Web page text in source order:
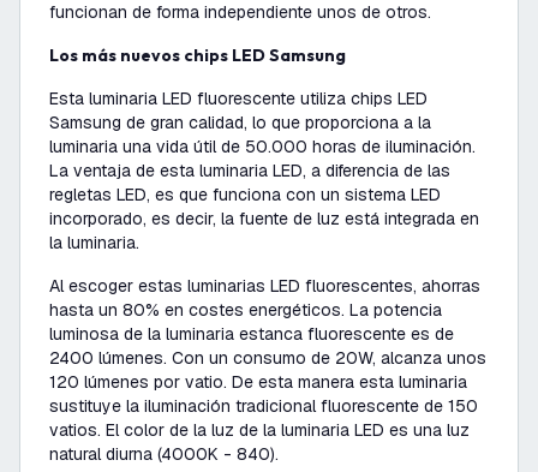
funcionan de forma independiente unos de otros.
Los más nuevos chips LED Samsung
Esta luminaria LED fluorescente utiliza chips LED
Samsung de gran calidad, lo que proporciona a la
luminaria una vida útil de 50.000 horas de iluminación.
La ventaja de esta luminaria LED, a diferencia de las
regletas LED, es que funciona con un sistema LED
incorporado, es decir, la fuente de luz está integrada en
la luminaria.
Al escoger estas luminarias LED fluorescentes, ahorras
hasta un 80% en costes energéticos. La potencia
luminosa de la luminaria estanca fluorescente es de
2400 lúmenes. Con un consumo de 20W, alcanza unos
120 lúmenes por vatio. De esta manera esta luminaria
sustituye la iluminación tradicional fluorescente de 150
vatios. El color de la luz de la luminaria LED es una luz
natural diurna (4000K - 840).